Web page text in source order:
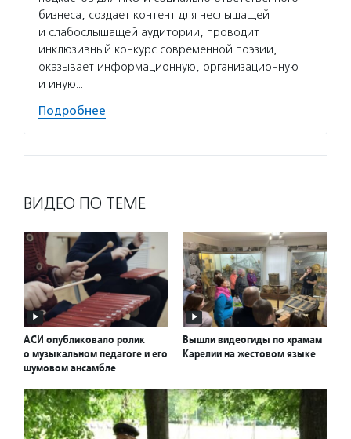
бизнеса, создает контент для неслышащей
и слабослышащей аудитории, проводит
инклюзивный конкурс современной поэзии,
оказывает информационную, организационную
и иную…
Подробнее
ВИДЕО ПО ТЕМЕ
АСИ опубликовало ролик
о музыкальном педагоге и его
шумовом ансамбле
Вышли видеогиды по храмам
Карелии на жестовом языке